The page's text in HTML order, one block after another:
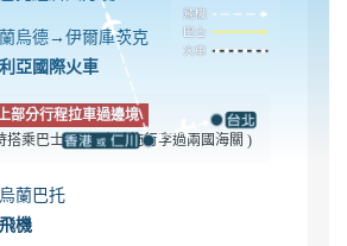
烏德→伊爾庫茨克
亞國際火車
部分行程拉車過邊境
搭乘巴士＋3~4小時拖行李過兩國海關 )
蘭巴托
機